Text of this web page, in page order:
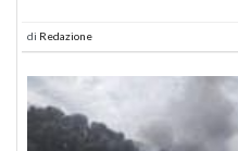
di Redazione